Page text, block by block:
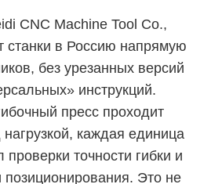
CNC Machine Tool Co.,
станки в Россию напрямую
без урезанных версий
инструкций.
пресс проходит
каждая единица
проверки точности гибки и
позиционирования. Это не